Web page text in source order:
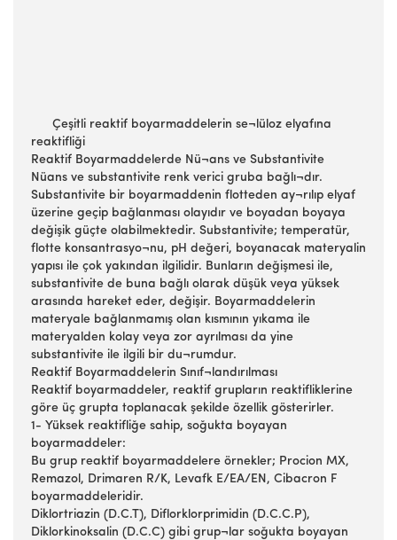
Çeşitli reaktif boyarmaddelerin se¬lüloz elyafına
reaktifliği
Reaktif Boyarmaddelerde Nü¬ans ve Substantivite
Nüans ve substantivite renk verici gruba bağlı¬dır.
Substantivite bir boyarmaddenin flotteden ay¬rılıp elyaf
üzerine geçip bağlanması olayıdır ve boyadan boyaya
değişik güçte olabilmektedir. Substantivite; temperatür,
flotte konsantrasyo¬nu, pH değeri, boyanacak materyalin
yapısı ile çok yakından ilgilidir. Bunların değişmesi ile,
substantivite de buna bağlı olarak düşük veya yüksek
arasında hareket eder, değişir. Boyarmaddelerin
materyale bağlanmamış olan kısmının yıkama ile
materyalden kolay veya zor ayrılması da yine
substantivite ile ilgili bir du¬rumdur.
Reaktif Boyarmaddelerin Sınıf¬landırılması
Reaktif boyarmaddeler, reaktif grupların reaktifliklerine
göre üç grupta toplanacak şekilde özellik gösterirler.
1- Yüksek reaktifliğe sahip, soğukta boyayan
boyarmaddeler:
Bu grup reaktif boyarmaddelere örnekler; Procion MX,
Remazol, Drimaren R/K, Levafk E/EA/EN, Cibacron F
boyarmaddeleridir.
Diklortriazin (D.C.T), Diflorklorprimidin (D.C.C.P),
Diklorkinoksalin (D.C.C) gibi grup¬lar soğukta boyayan